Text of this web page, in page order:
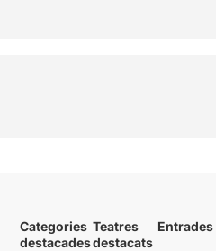
Categories
destacades
Teatres
destacats
Entrades